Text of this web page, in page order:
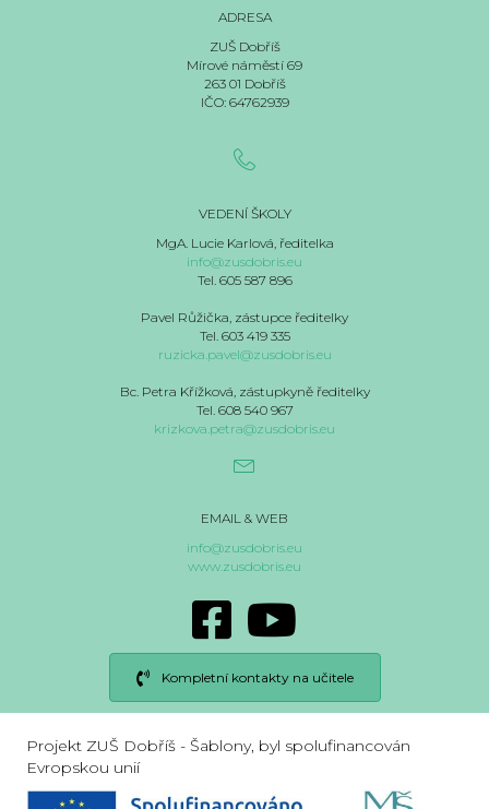
ADRESA
ZUŠ Dobříš
Mírové náměstí 69
263 01 Dobříš
IČO: 64762939
VEDENÍ ŠKOLY
MgA. Lucie Karlová, ředitelka
info@zusdobris.eu
Tel. 605 587 896
Pavel Růžička, zástupce ředitelky
Tel. 603 419 335
ruzicka.pavel@zusdobris.eu
Bc. Petra Křížková, zástupkyně ředitelky
Tel. 608 540 967
krizkova.petra@zusdobris.eu
EMAIL & WEB
info@zusdobris.eu
www.zusdobris.eu
Kompletní kontakty na učitele
Projekt ZUŠ Dobříš - Šablony, byl spolufinancován
Evropskou unií